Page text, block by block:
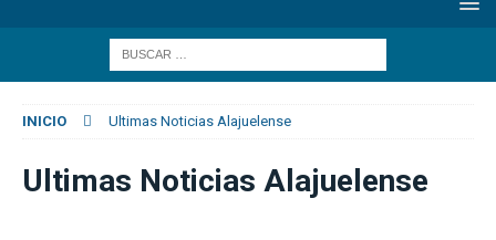
INICIO Ultimas Noticias Alajuelense
Ultimas Noticias Alajuelense